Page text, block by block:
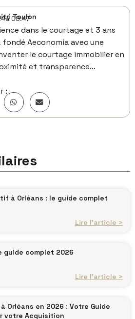
Toulon
à 09:47
dans le courtage et 3 ans
Aeconomia avec une
le courtage immobilier en
et transparence…
:
à Orléans : le guide complet
Lire l’article >
guide complet 2026
Lire l’article >
Orléans en 2026 : Votre Guide
votre Acquisition